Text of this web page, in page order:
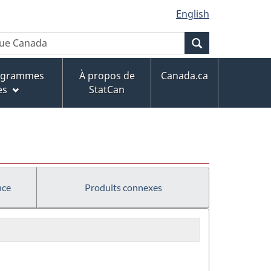
English
À propos de
StatCan
Canada.ca
Produits connexes